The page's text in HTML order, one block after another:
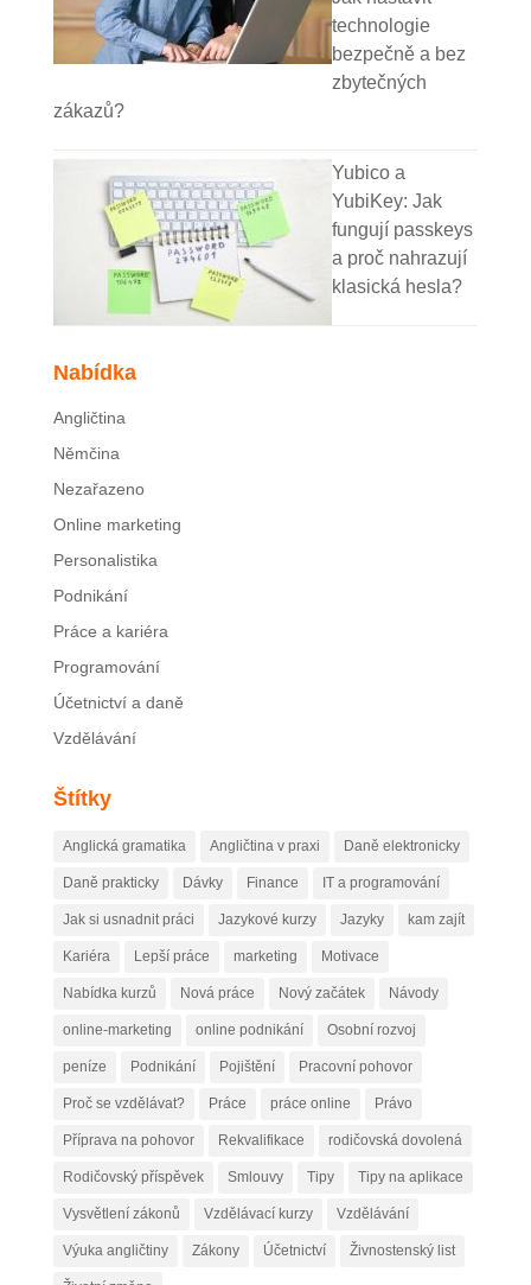
technologie
bezpečně a bez
zbytečných
zákazů?
Yubico a
YubiKey: Jak
fungují passkeys
a proč nahrazují
klasická hesla?
Nabídka
Angličtina
Němčina
Nezařazeno
Online marketing
Personalistika
Podnikání
Práce a kariéra
Programování
Účetnictví a daně
Vzdělávání
Štítky
Anglická gramatika Angličtina v praxi Daně elektronicky
Daně prakticky Dávky Finance IT a programování
Jak si usnadnit práci Jazykové kurzy Jazyky kam zajít
Kariéra Lepší práce marketing Motivace
Nabídka kurzů Nová práce Nový začátek Návody
online-marketing online podnikání Osobní rozvoj
peníze Podnikání Pojištění Pracovní pohovor
Proč se vzdělávat? Práce práce online Právo
Příprava na pohovor Rekvalifikace rodičovská dovolená
Rodičovský příspěvek Smlouvy Tipy Tipy na aplikace
Vysvětlení zákonů Vzdělávací kurzy Vzdělávání
Výuka angličtiny Zákony Účetnictví Živnostenský list